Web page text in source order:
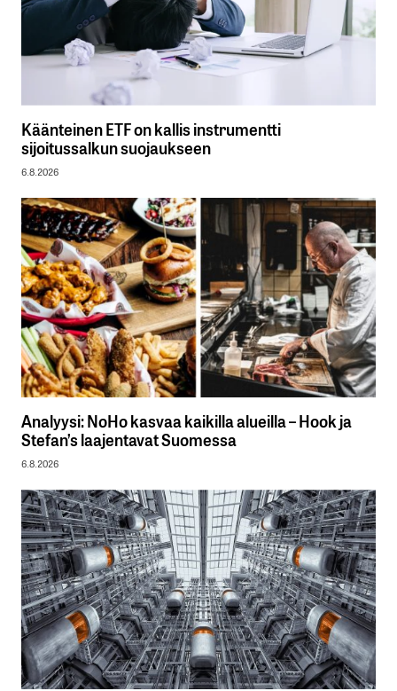
Käänteinen ETF on kallis instrumentti
sijoitussalkun suojaukseen
6.8.2026
Analyysi: NoHo kasvaa kaikilla alueilla – Hook ja
Stefan’s laajentavat Suomessa
6.8.2026